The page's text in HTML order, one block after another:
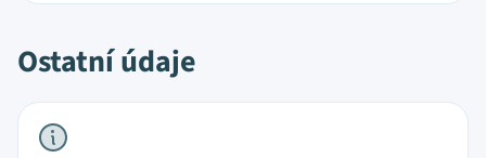
Ostatní údaje